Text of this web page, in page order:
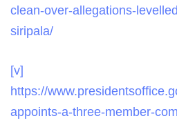
clean-over-allegations-
siripala/
[v]
https://
appoints-a-three-member-